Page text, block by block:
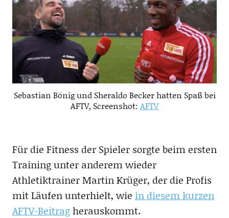
Sebastian Bönig und Sheraldo Becker hatten Spaß bei
AFTV, Screenshot: AFTV
Für die Fitness der Spieler sorgte beim ersten
Training unter anderem wieder
Athletiktrainer Martin Krüger, der die Profis
mit Läufen unterhielt, wie in diesem kurzen
AFTV-Beitragherauskommt.